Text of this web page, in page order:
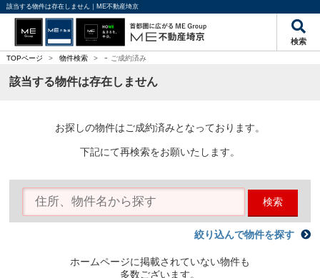
該当する物件は存在しません｜ME不動産埼京
検索
TOPページ > 物件検索 > - ご成約済み
該当する物件は存在しません
お探しの物件はご成約済みとなっております。
下記にて再検索をお願いたします。
検索
絞り込んで物件を探す
ホームページに掲載されていない物件も
多数ございます。